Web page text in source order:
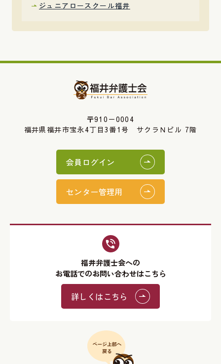
ジュニアロースクール福井
〒910－0004
福井県福井市宝永4丁目3番1号 サクラＮビル 7階
会員ログイン
センター管理用
福井弁護士会への
お電話でのお問い合わせはこちら
詳しくはこちら